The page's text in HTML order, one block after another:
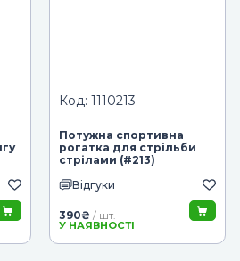
Код: 1110213
Потужна спортивна
рогатка для стрільби
стрілами (#213)
Відгуки
390₴ / шт.
У НАЯВНОСТІ